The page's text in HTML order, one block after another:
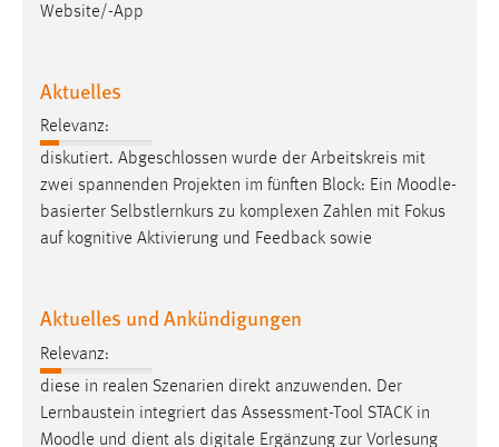
Website/-App
Aktuelles
Relevanz:
diskutiert. Abgeschlossen wurde der Arbeitskreis mit
zwei spannenden Projekten im fünften Block: Ein Moodle-
basierter Selbstlernkurs zu komplexen Zahlen mit Fokus
auf kognitive Aktivierung und Feedback sowie
Aktuelles und Ankündigungen
Relevanz:
diese in realen Szenarien direkt anzuwenden. Der
Lernbaustein integriert das Assessment-Tool STACK in
Moodle und dient als digitale Ergänzung zur Vorlesung
Max. 13 Monate
MARKETING
Marketing Cookies werden von Drittanbietern
verwendet, um personalisierte Werbung anzuzeigen.
Sie tun dies, indem sie Besucher über Websites
hinweg verfolgen.
Name:
Anbieter:
Google Ireland Limited